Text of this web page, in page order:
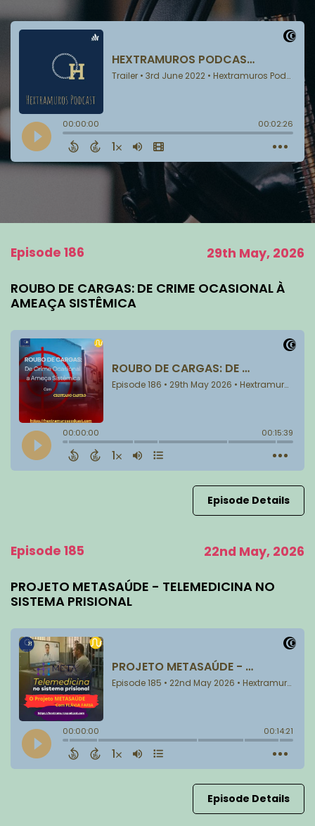
Episode 186 29th May, 2026
ROUBO DE CARGAS: DE CRIME OCASIONAL À
AMEAÇA SISTÊMICA
Episode Details
Episode 185 22nd May, 2026
PROJETO METASAÚDE - TELEMEDICINA NO
SISTEMA PRISIONAL
Episode Details